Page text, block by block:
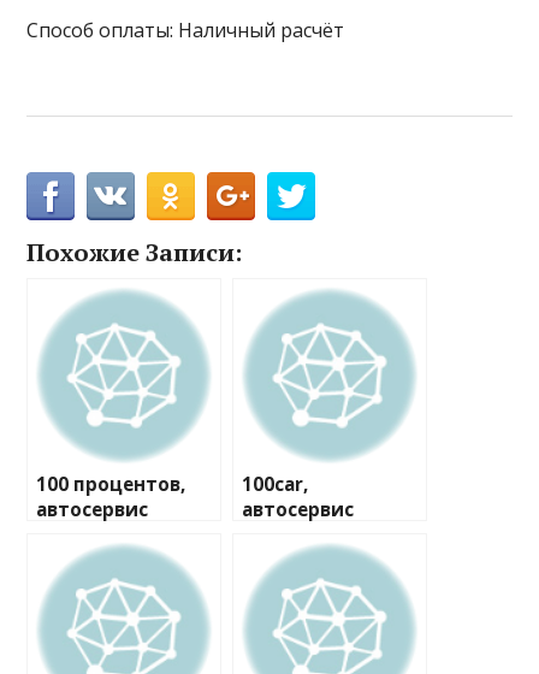
Способ оплаты: Наличный расчёт
Похожие Записи:
100 процентов,
автосервис
100car,
автосервис